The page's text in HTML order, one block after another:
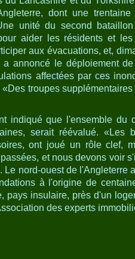
dont une trentaine
unité du second
aider les résidents et
aux évacuations, et,
annoncé le déploiement
affectées par ces
troupes
indiqué que l'ensemble du
serait réévalué. «Les
ont joué un rôle clef,
et nous devons voir
Le nord-ouest de l'Angleterre
à l'origine de
pays insulaire, près d'un
des experts